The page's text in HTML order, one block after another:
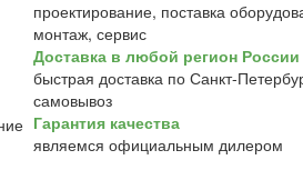
проектирование, поставка
монтаж, сервис
Доставка в любой регион России
быстрая доставка по Санкт-
самовывоз
Гарантия качества
являемся официальным дилером